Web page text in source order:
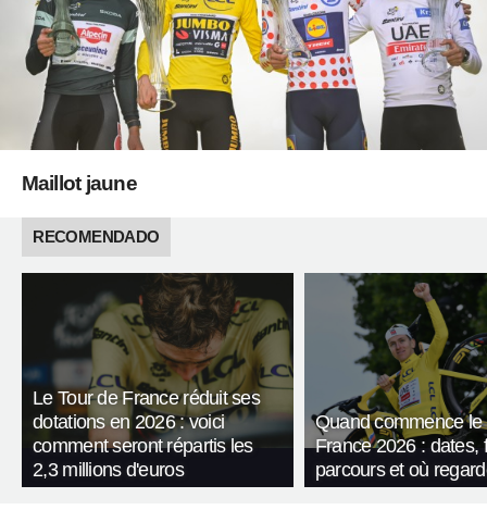
Maillot jaune
RECOMENDADO
Le Tour de France réduit ses
dotations en 2026 : voici
comment seront répartis les
2,3 millions d'euros
Quand commence le
France 2026 : dates,
parcours et où